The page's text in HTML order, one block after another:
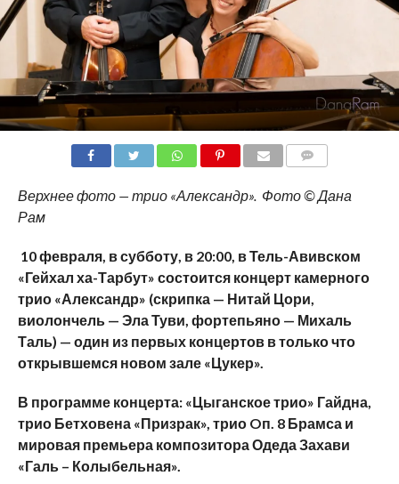
Верхнее фото — трио «Александр». Фото © Дана
Рам
10 февраля, в субботу, в 20:00, в Тель-Авивском
«Гейхал ха-Тарбут» состоится концерт камерного
трио «Александр» (скрипка — Нитай Цори,
виолончель — Эла Туви, фортепьяно — Михаль
Таль) — один из первых концертов в только что
открывшемся новом зале «Цукер».
В программе концерта: «Цыганское трио» Гайдна,
трио Бетховена «Призрак», трио Oп. 8 Брамса и
мировая премьера композитора Одеда Захави
«Галь – Колыбельная».